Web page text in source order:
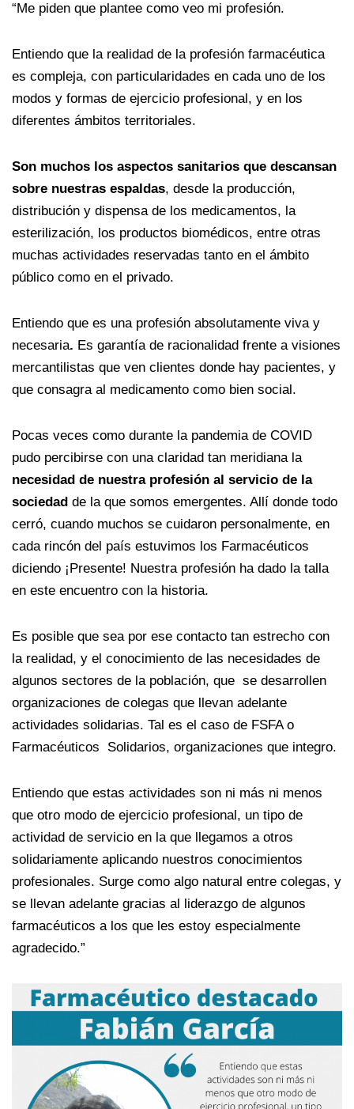
“Me piden que plantee como veo mi profesión.
Entiendo que la realidad de la profesión farmacéutica
es compleja, con particularidades en cada uno de los
modos y formas de ejercicio profesional, y en los
diferentes ámbitos territoriales.
Son muchos los aspectos sanitarios que descansan
sobre nuestras espaldas, desde la producción,
distribución y dispensa de los medicamentos, la
esterilización, los productos biomédicos, entre otras
muchas actividades reservadas tanto en el ámbito
público como en el privado.
Entiendo que es una profesión absolutamente viva y
necesaria. Es garantía de racionalidad frente a visiones
mercantilistas que ven clientes donde hay pacientes, y
que consagra al medicamento como bien social.
Pocas veces como durante la pandemia de COVID
pudo percibirse con una claridad tan meridiana la
necesidad de nuestra profesión al servicio de la
sociedad de la que somos emergentes. Allí donde todo
cerró, cuando muchos se cuidaron personalmente, en
cada rincón del país estuvimos los Farmacéuticos
diciendo ¡Presente! Nuestra profesión ha dado la talla
en este encuentro con la historia.
Es posible que sea por ese contacto tan estrecho con
la realidad, y el conocimiento de las necesidades de
algunos sectores de la población, que se desarrollen
organizaciones de colegas que llevan adelante
actividades solidarias. Tal es el caso de FSFA o
Farmacéuticos Solidarios, organizaciones que integro.
Entiendo que estas actividades son ni más ni menos
que otro modo de ejercicio profesional, un tipo de
actividad de servicio en la que llegamos a otros
solidariamente aplicando nuestros conocimientos
profesionales. Surge como algo natural entre colegas, y
se llevan adelante gracias al liderazgo de algunos
farmacéuticos a los que les estoy especialmente
agradecido.”